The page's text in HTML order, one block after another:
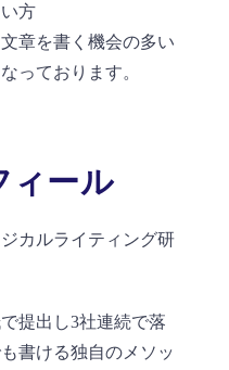
方
章を書く機会の多い
っております。
ィール
カルライティング研
提出し3社連続で落
書ける独自のメソッ